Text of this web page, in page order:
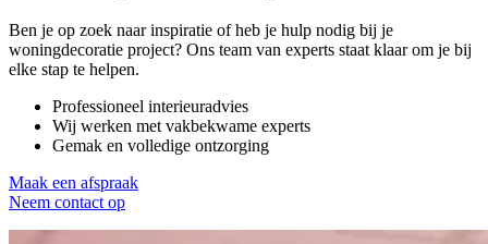
Ben je op zoek naar inspiratie of heb je hulp nodig bij je
woningdecoratie project? Ons team van experts staat klaar om je bij
elke stap te helpen.
Professioneel interieuradvies
Wij werken met vakbekwame experts
Gemak en volledige ontzorging
Maak een afspraak
Neem contact op